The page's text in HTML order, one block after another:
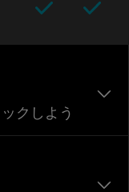
クしよう